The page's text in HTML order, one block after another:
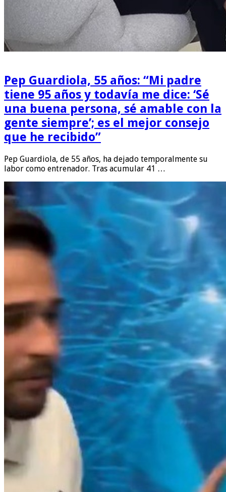
Pep Guardiola, 55 años: “Mi padre
tiene 95 años y todavía me dice: ‘Sé
una buena persona, sé amable con la
gente siempre’; es el mejor consejo
que he recibido”
Pep Guardiola, de 55 años, ha dejado temporalmente su
labor como entrenador. Tras acumular 41 …